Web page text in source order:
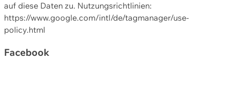
auf diese Daten zu. Nutzungsrichtlinien:
https://www.google.com/intl/de/tagmanager/use-
policy.html
Facebook